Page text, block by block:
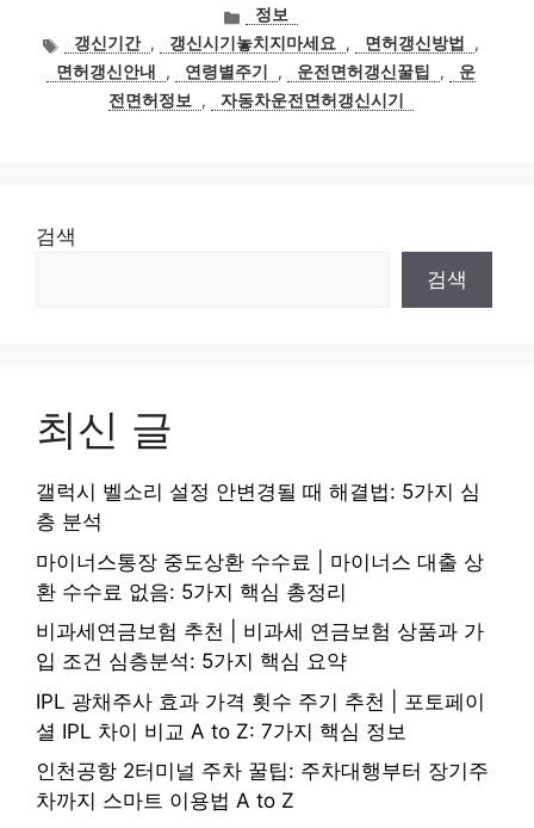
카
테
고
리
정보
태
그
갱신기간 , 갱신시기놓치지마세요 , 면허갱신방법
,
면허갱신안내
, 연령별주기 , 운전면허갱신꿀팁 ,
운
전면허정보
, 자동차운전면허갱신시기
검색
검색
최신 글
갤럭시 벨소리 설정 안변경될 때 해결법: 5가지 심
층 분석
마이너스통장 중도상환 수수료 | 마이너스 대출 상
환 수수료 없음: 5가지 핵심 총정리
비과세연금보험 추천 | 비과세 연금보험 상품과 가
입 조건 심층분석: 5가지 핵심 요약
IPL 광채주사 효과 가격 횟수 주기 추천 | 포토페이
셜 IPL 차이 비교 A to Z: 7가지 핵심 정보
인천공항 2터미널 주차 꿀팁: 주차대행부터 장기주
차까지 스마트 이용법 A to Z